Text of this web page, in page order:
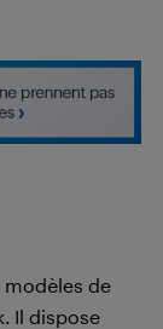
de
Il dispose